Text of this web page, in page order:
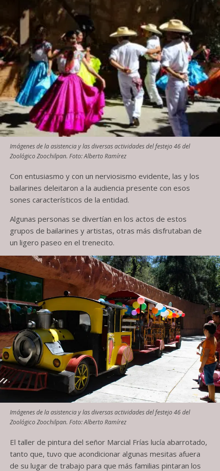
Imágenes de la asistencia y las diversas actividades del festejo 46 del
Zoológico Zoochilpan. Foto: Alberto Ramírez
Con entusiasmo y con un nerviosismo evidente, las y los
bailarines deleitaron a la audiencia presente con esos
sones característicos de la entidad.
Algunas personas se divertían en los actos de estos
grupos de bailarines y artistas, otras más disfrutaban de
un ligero paseo en el trenecito.
Imágenes de la asistencia y las diversas actividades del festejo 46 del
Zoológico Zoochilpan. Foto: Alberto Ramírez
El taller de pintura del señor Marcial Frías lucía abarrotado,
tanto que, tuvo que acondicionar algunas mesitas afuera
de su lugar de trabajo para que más familias pintaran los